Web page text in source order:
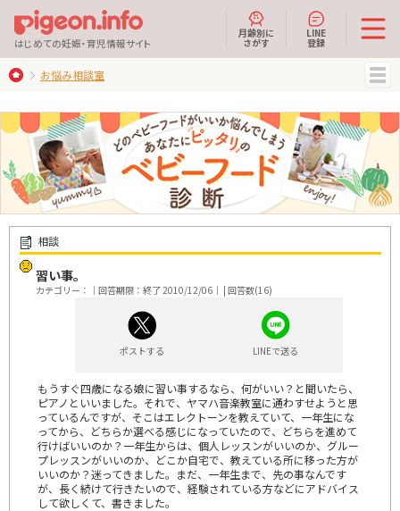
はじめての妊娠・育児情報サイト
月齢別に
さがす
LINE
登録
お悩み相談室
相談
習い事。
カテゴリー：｜回答期限：終了 2010/12/06｜ | 回答数(16)
ポストする LINEで送る
もうすぐ四歳になる娘に習い事するなら、何がいい？と聞いたら、
ピアノといいました。それで、ヤマハ音楽教室に通わすせようと思
っているんですが、そこはエレクトーンを教えていて、一年生にな
ってから、どちらか選べる感じになっていたので、どちらを進めて
行けばいいのか？一年生からは、個人レッスンがいいのか、グルー
プレッスンがいいのか、どこか自宅で、教えている所に移った方が
いいのか？迷ってきました。まだ、一年生まで、先の事なんです
が、長く続けて行きたいので、経験されている方などにアドバイス
して欲しくて、書きました。